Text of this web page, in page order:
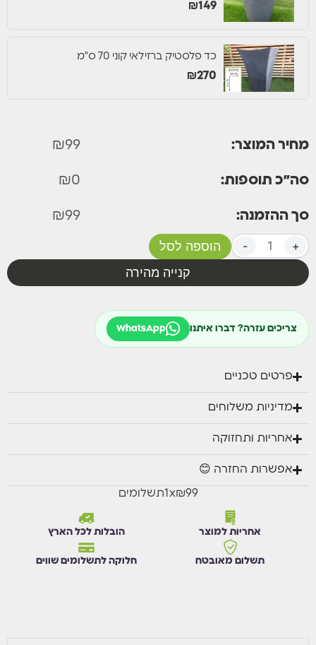
₪149
כד פלסטיק ברזילאי קוני 70 ס"מ
₪270
מחיר המוצר: ₪99
סה״כ תוספות: ₪0
סך ההזמנה: ₪99
- +
הוספה לסל
קנייה מהירה
צריכים עזרה? דברו איתנו WhatsApp
פרטים טכניים
מדיניות משלוחים
אחריות ותחזוקה
אפשרות החזרה 😊
₪99
x
1תשלומים
אחריות למוצר הובלות לכל הארץ
תשלום מאובטח חלוקה לתשלומים שווים